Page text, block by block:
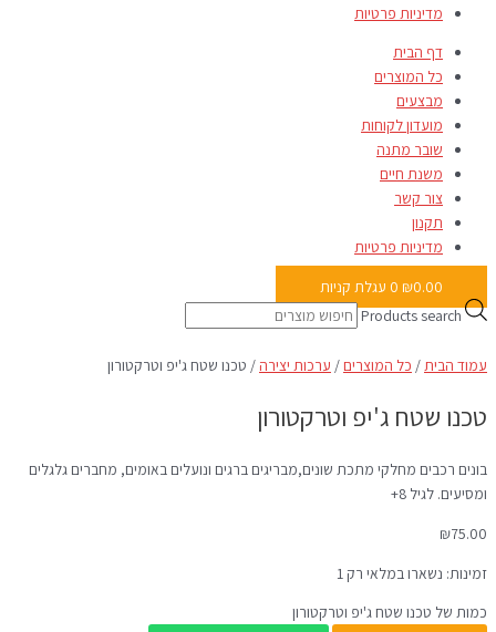
מדיניות פרטיות
דף הבית
כל המוצרים
מבצעים
מועדון לקוחות
שובר מתנה
משנת חיים
צור קשר
תקנון
מדיניות פרטיות
₪0.00
0 עגלת קניות
Products search
עמוד הבית/ כל המוצרים / ערכות יצירה / טכנו שטח ג'יפ וטרקטורון
טכנו שטח ג'יפ וטרקטורון
בונים רכבים מחלקי מתכת שונים,מבריגים ברגים ונועלים באומים, מחברים גלגלים
ומסיעים. לגיל 8+
₪75.00
זמינות: נשארו במלאי רק 1
כמות של טכנו שטח ג'יפ וטרקטורון